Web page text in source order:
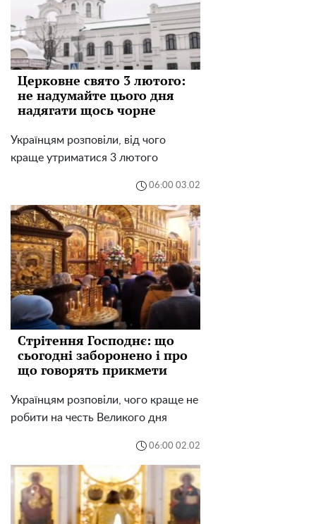
Церковне свято 3 лютого:
не надумайте цього дня
надягати щось чорне
Українцям розповіли, від чого
краще утриматися 3 лютого
06:00 03.02
Стрітення Господнє: що
сьогодні заборонено і про
що говорять прикмети
Українцям розповіли, чого краще не
робити на честь Великого дня
06:00 02.02